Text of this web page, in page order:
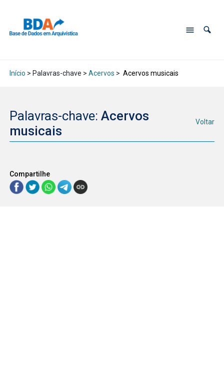
Início > Palavras-chave > Acervos > Acervos musicais
Palavras-chave: Acervos
musicais
Voltar
Compartilhe